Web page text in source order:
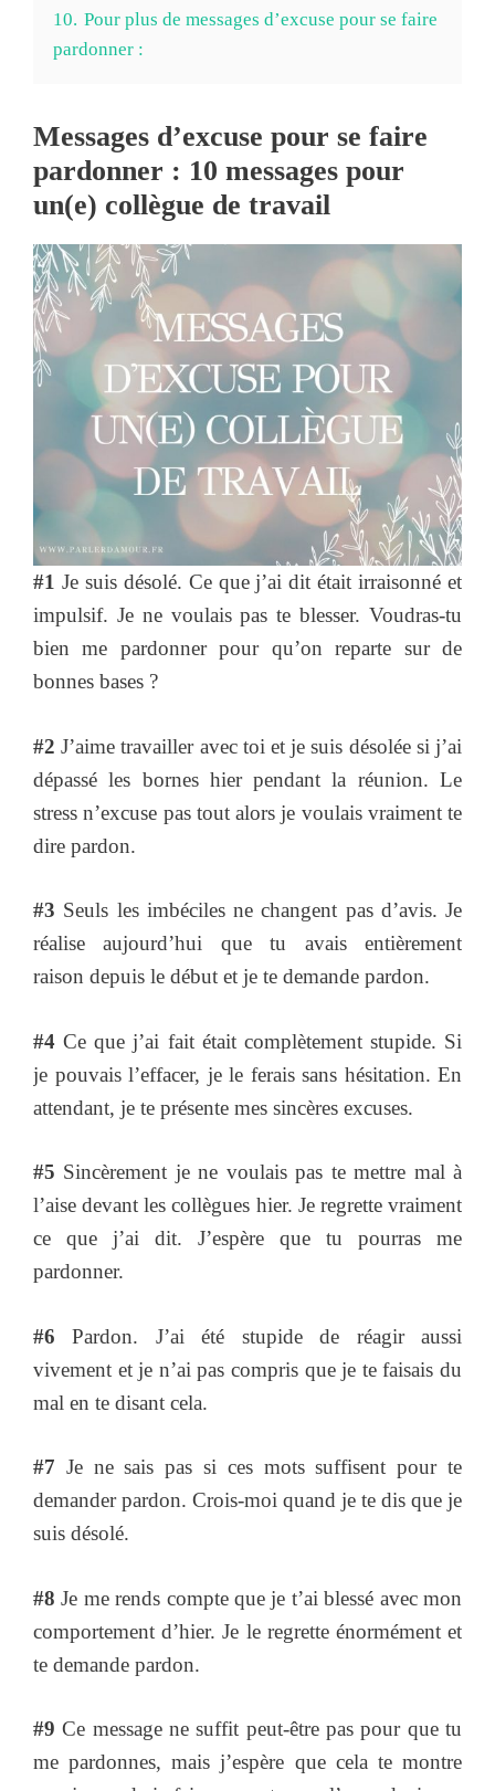
10. Pour plus de messages d’excuse pour se faire
pardonner :
Messages d’excuse pour se faire
pardonner : 10 messages pour
un(e) collègue de travail
#1 Je suis désolé. Ce que j’ai dit était irraisonné et
impulsif. Je ne voulais pas te blesser. Voudras-tu
bien me pardonner pour qu’on reparte sur de
bonnes bases ?
#2 J’aime travailler avec toi et je suis désolée si j’ai
dépassé les bornes hier pendant la réunion. Le
stress n’excuse pas tout alors je voulais vraiment te
dire pardon.
#3 Seuls les imbéciles ne changent pas d’avis. Je
réalise aujourd’hui que tu avais entièrement
raison depuis le début et je te demande pardon.
#4 Ce que j’ai fait était complètement stupide. Si
je pouvais l’effacer, je le ferais sans hésitation. En
attendant, je te présente mes sincères excuses.
#5 Sincèrement je ne voulais pas te mettre mal à
l’aise devant les collègues hier. Je regrette vraiment
ce que j’ai dit. J’espère que tu pourras me
pardonner.
#6Pardon. J’ai été stupide de réagir aussi
vivement et je n’ai pas compris que je te faisais du
mal en te disant cela.
#7 Je ne sais pas si ces mots suffisent pour te
demander pardon. Crois-moi quand je te dis que je
suis désolé.
#8 Je me rends compte que je t’ai blessé avec mon
comportement d’hier. Je le regrette énormément et
te demande pardon.
#9 Ce message ne suffit peut-être pas pour que tu
me pardonnes, mais j’espère que cela te montre